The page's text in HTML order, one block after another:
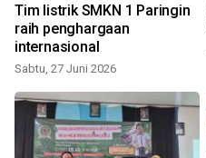
Tim listrik SMKN 1 Paringin
raih penghargaan
internasional
Sabtu, 27 Juni 2026